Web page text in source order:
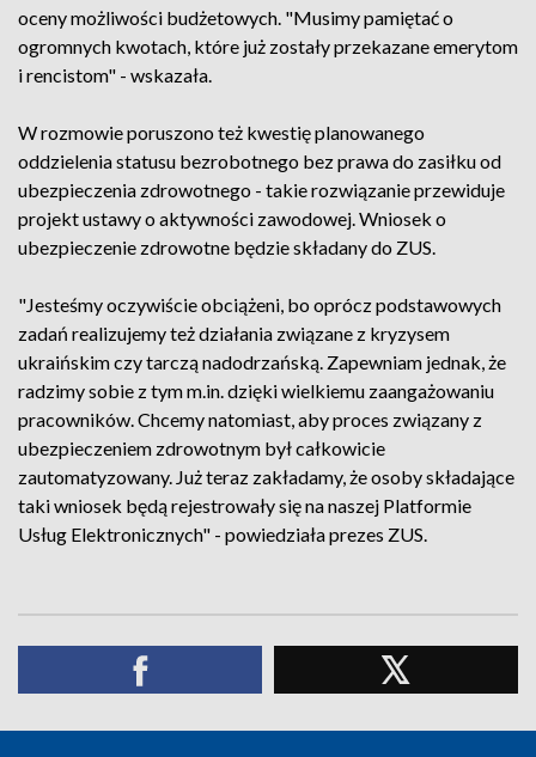
oceny możliwości budżetowych. "Musimy pamiętać o
ogromnych kwotach, które już zostały przekazane emerytom
i rencistom" - wskazała.
W rozmowie poruszono też kwestię planowanego
oddzielenia statusu bezrobotnego bez prawa do zasiłku od
ubezpieczenia zdrowotnego - takie rozwiązanie przewiduje
projekt ustawy o aktywności zawodowej. Wniosek o
ubezpieczenie zdrowotne będzie składany do ZUS.
"Jesteśmy oczywiście obciążeni, bo oprócz podstawowych
zadań realizujemy też działania związane z kryzysem
ukraińskim czy tarczą nadodrzańską. Zapewniam jednak, że
radzimy sobie z tym m.in. dzięki wielkiemu zaangażowaniu
pracowników. Chcemy natomiast, aby proces związany z
ubezpieczeniem zdrowotnym był całkowicie
zautomatyzowany. Już teraz zakładamy, że osoby składające
taki wniosek będą rejestrowały się na naszej Platformie
Usług Elektronicznych" - powiedziała prezes ZUS.